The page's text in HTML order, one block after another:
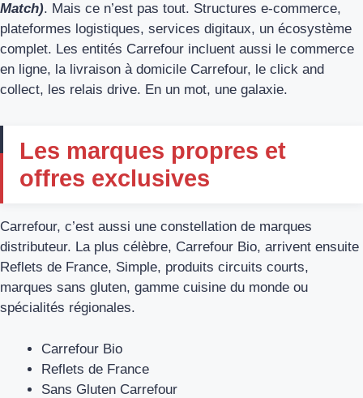
Match). Mais ce n’est pas tout. Structures e-commerce,
plateformes logistiques, services digitaux, un écosystème
complet. Les entités Carrefour incluent aussi le commerce
en ligne, la livraison à domicile Carrefour, le click and
collect, les relais drive. En un mot, une galaxie.
Les marques propres et
offres exclusives
Carrefour, c’est aussi une constellation de marques
distributeur. La plus célèbre, Carrefour Bio, arrivent ensuite
Reflets de France, Simple, produits circuits courts,
marques sans gluten, gamme cuisine du monde ou
spécialités régionales.
Carrefour Bio
Reflets de France
Sans Gluten Carrefour